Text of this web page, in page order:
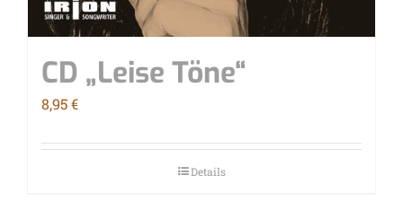
CD „Lei­se Töne“
8,95€
Details